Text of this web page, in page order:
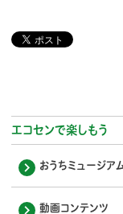
エコセンで楽しもう
おうちミュージア
動画コンテンツ